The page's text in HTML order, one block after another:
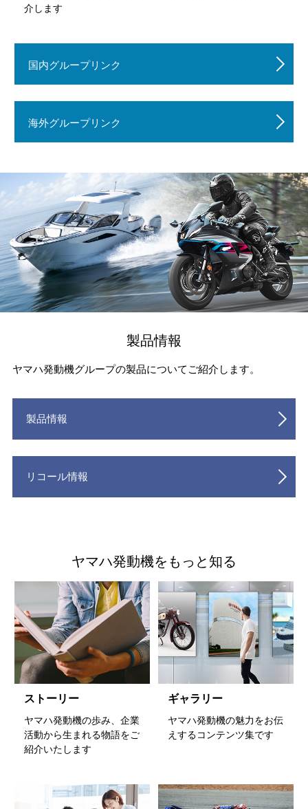
介します
国内グループリンク
海外グループリンク
製品情報
ヤマハ発動機グループの製品についてご紹介します。
製品情報
リコール情報
ヤマハ発動機をもっと知る
ストーリー
ヤマハ発動機の歩み、企業
活動から生まれる物語をご
紹介いたします
ギャラリー
ヤマハ発動機の魅力をお伝
えするコンテンツ集です